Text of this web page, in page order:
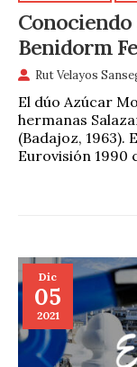
Benidorm
Rut Velayos
El dúo Azúcar
hermanas
(Badajoz, 1963).
Eurovisión 1990
Dic
05
2021